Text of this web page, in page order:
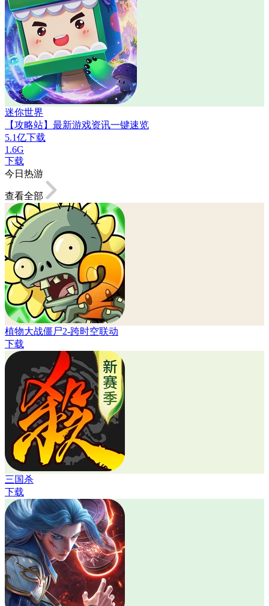
迷你世界
【攻略站】最新游戏资讯一键速览
5.1亿下载
1.6G
下载
今日热游
查看全部
植物大战僵尸2-跨时空联动
下载
三国杀
下载